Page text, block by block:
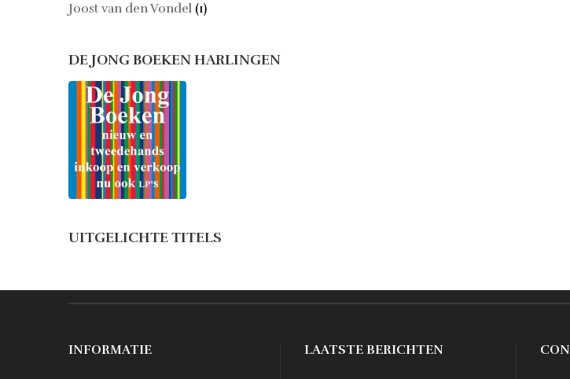
Joost van den Vondel (1)
DE JONG BOEKEN HARLINGEN
UITGELICHTE TITELS
INFORMATIE LAATSTE BERICHTEN